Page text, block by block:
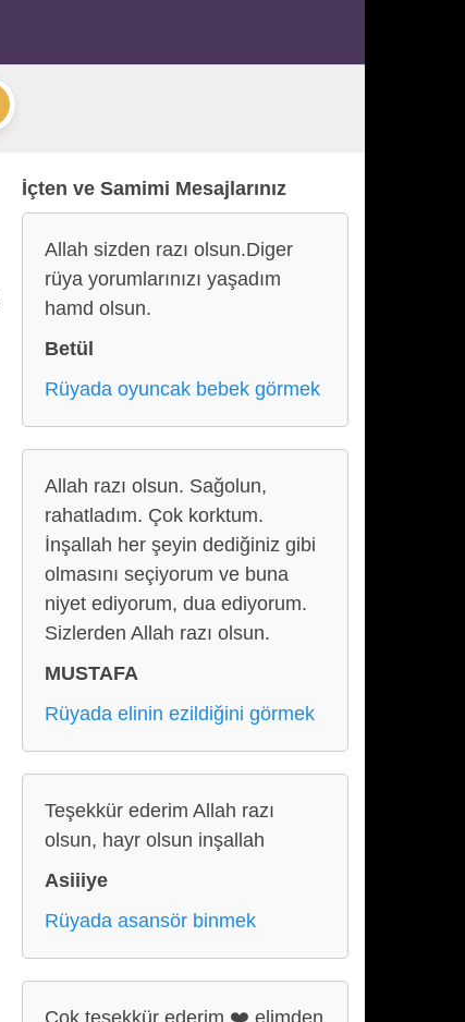
İçten ve Samimi Mesajlarınız
Allah sizden razı olsun.Diger
rüya yorumlarınızı yaşadım
hamd olsun.
Betül
Rüyada oyuncak bebek görmek
Allah razı olsun. Sağolun,
rahatladım. Çok korktum.
İnşallah her şeyin dediğiniz gibi
olmasını seçiyorum ve buna
niyet ediyorum, dua ediyorum.
Sizlerden Allah razı olsun.
MUSTAFA
Rüyada elinin ezildiğini görmek
Teşekkür ederim Allah razı
olsun, hayr olsun inşallah
Asiiiye
Rüyada asansör binmek
Çok teşekkür ederim ❤️ elimden